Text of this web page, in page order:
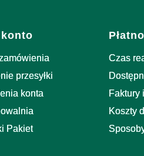
przesyłki
konta
Pakiet
Czas
Faktury
Koszty